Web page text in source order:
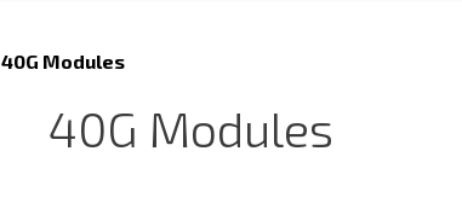
40G Modules
40G Modules